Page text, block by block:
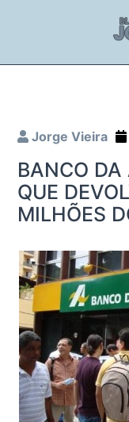
Jorge Vieira
BANCO
QUE
MILHÕES